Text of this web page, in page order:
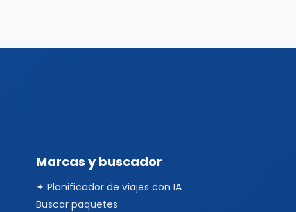
Marcas y buscador
✦ Planificador de viajes con IA
Buscar paquetes